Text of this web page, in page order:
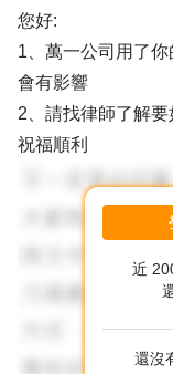
您好:
1、萬一公司用了
會有影響
2、請找律師了解要
祝福順利
近
還沒